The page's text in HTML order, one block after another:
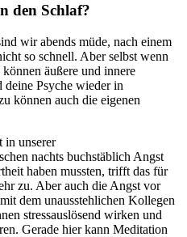
den Schlaf?
wir abends müde, nach einem
so schnell. Aber selbst wenn
äußere und innere
deine Psyche wieder in
können auch die eigenen
in unserer
nachts buchstäblich Angst
haben mussten, trifft das für
zu. Aber auch die Angst vor
dem unausstehlichen Kollegen
stressauslösend wirken und
Gerade hier kann Meditation